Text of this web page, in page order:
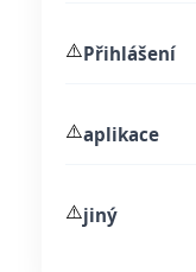
⚠️Přihlášení
⚠️aplikace
⚠️jiný